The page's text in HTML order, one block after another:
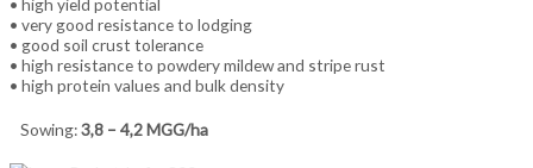
• high yield potential
• very good resistance to lodging
• good soil crust tolerance
• high resistance to powdery mildew and stripe rust
• high protein values and bulk density
Sowing:3,8 – 4,2 MGG/ha